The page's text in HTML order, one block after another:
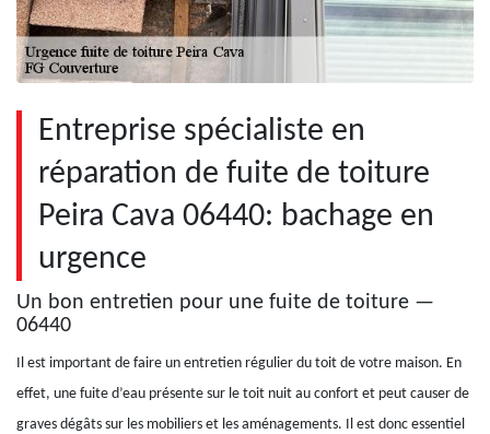
Entreprise spécialiste en
réparation de fuite de toiture
Peira Cava 06440: bachage en
urgence
Un bon entretien pour une fuite de toiture —
06440
Il est important de faire un entretien régulier du toit de votre maison. En
effet, une fuite d’eau présente sur le toit nuit au confort et peut causer de
graves dégâts sur les mobiliers et les aménagements. Il est donc essentiel